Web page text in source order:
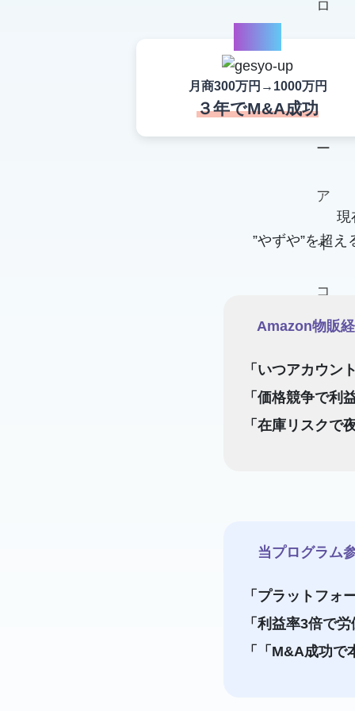
月商300万円→1000万円
３年でM&A成功
現
”やずや”を超
Amazon物販
「いつアカウン
「価格競争で利
「在庫リスクで
当プログラム
「プラットフォ
「利益率3倍で
「「M&A成功